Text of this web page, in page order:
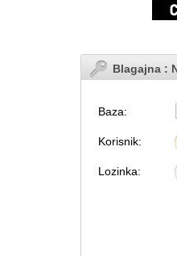
Blagajna :
Baza:
Korisnik:
Lozinka: